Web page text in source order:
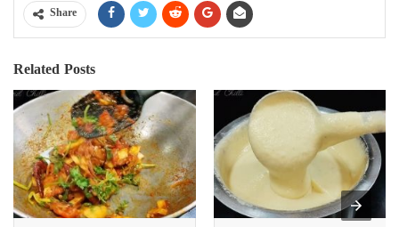
Share
Related Posts